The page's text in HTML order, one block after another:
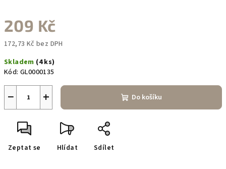
209 Kč
172,73 Kč bez DPH
cena:
Skladem (4 ks)
Kód: GL0000135
+
− Do košíku
Zeptat se Hlídat Sdílet